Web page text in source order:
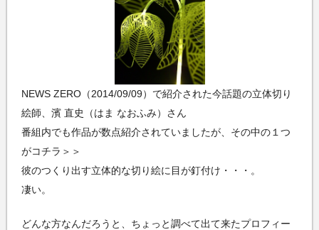
NEWS ZERO（2014/09/09）で紹介された今話題の立体切り
絵師、濱 直史（はま なおふみ）さん
番組内でも作品が数点紹介されていましたが、その中の１つ
がコチラ＞＞
彼のつくり出す立体的な切り絵に目が釘付け・・・。
凄い。
どんな方なんだろうと、ちょっと調べて出て来たプロフィー